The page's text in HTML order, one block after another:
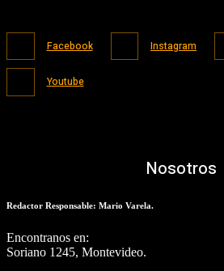
Facebook Instagram
Youtube
Nosotros
Redactor Responsable: Mario Varela.
Encontranos en:
Soriano 1245, Montevideo.